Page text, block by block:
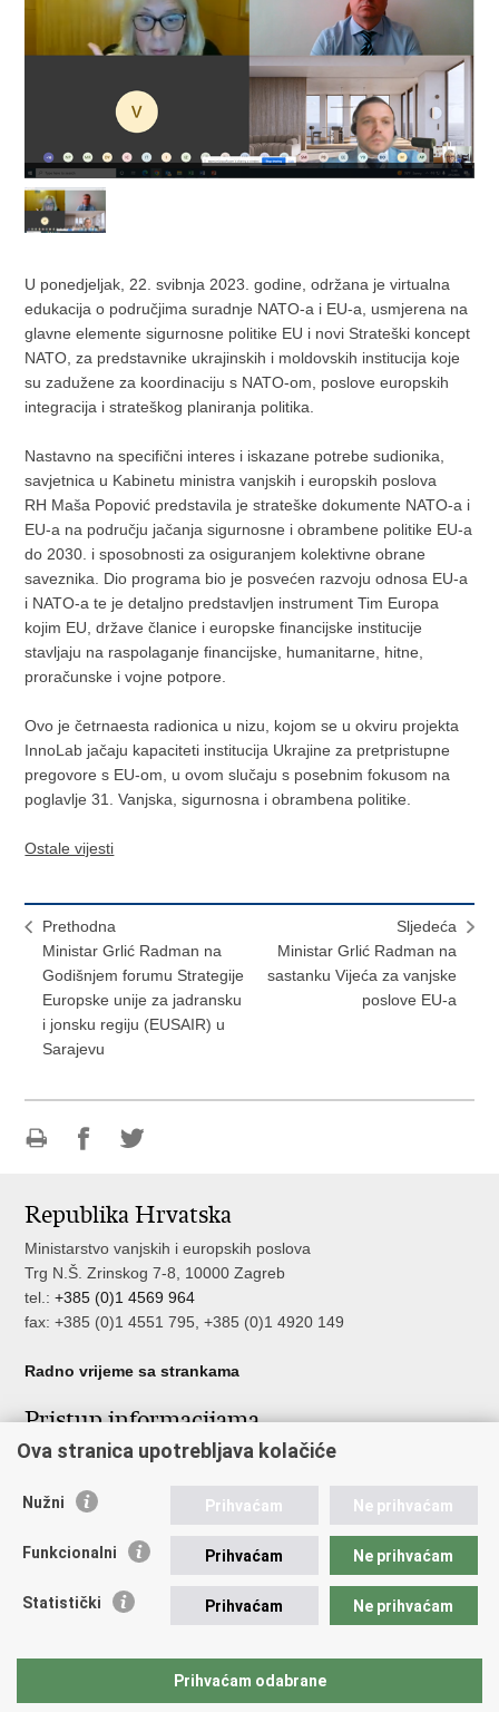
U ponedjeljak, 22. svibnja 2023. godine, održana je virtualna
edukacija o područjima suradnje NATO-a i EU-a, usmjerena na
glavne elemente sigurnosne politike EU i novi Strateški koncept
NATO, za predstavnike ukrajinskih i moldovskih institucija koje
su zadužene za koordinaciju s NATO-om, poslove europskih
integracija i strateškog planiranja politika.
Nastavno na specifični interes i iskazane potrebe sudionika,
savjetnica u Kabinetu ministra vanjskih i europskih poslova
RH Maša Popović predstavila je strateške dokumente NATO-a i
EU-a na području jačanja sigurnosne i obrambene politike EU-a
do 2030. i sposobnosti za osiguranjem kolektivne obrane
saveznika. Dio programa bio je posvećen razvoju odnosa EU-a
i NATO-a te je detaljno predstavljen instrument Tim Europa
kojim EU, države članice i europske financijske institucije
stavljaju na raspolaganje financijske, humanitarne, hitne,
proračunske i vojne potpore.
Ovo je četrnaesta radionica u nizu, kojom se u okviru projekta
InnoLab jačaju kapaciteti institucija Ukrajine za pretpristupne
pregovore s EU-om, u ovom slučaju s posebnim fokusom na
poglavlje 31. Vanjska, sigurnosna i obrambena politike.
Ostale vijesti
Prethodna
Ministar Grlić Radman na
Godišnjem forumu Strategije
Europske unije za jadransku
i jonsku regiju (EUSAIR) u
Sarajevu
Sljedeća
Ministar Grlić Radman na
sastanku Vijeća za vanjske
poslove EU-a
Facebooku
Twitteru
Republika Hrvatska
Ministarstvo vanjskih i europskih poslova
Trg N.Š. Zrinskog 7-8, 10000 Zagreb
tel.:+385 (0)1 4569 964
fax: +385 (0)1 4551 795, +385 (0)1 4920 149
Radno vrijeme sa strankama
Pristup informacijama
Pristup informacijama
Nepravilnosti
Javna nabava u MVEP-u
Nadzor rada i unutarnja revizija službe vanjskih poslova
Ova stranica upotrebljava kolačiće
Nužni Prihvaćam Ne prihvaćam
Funkcionalni Prihvaćam Ne prihvaćam
Statistički Prihvaćam Ne prihvaćam
Prihvaćam odabrane